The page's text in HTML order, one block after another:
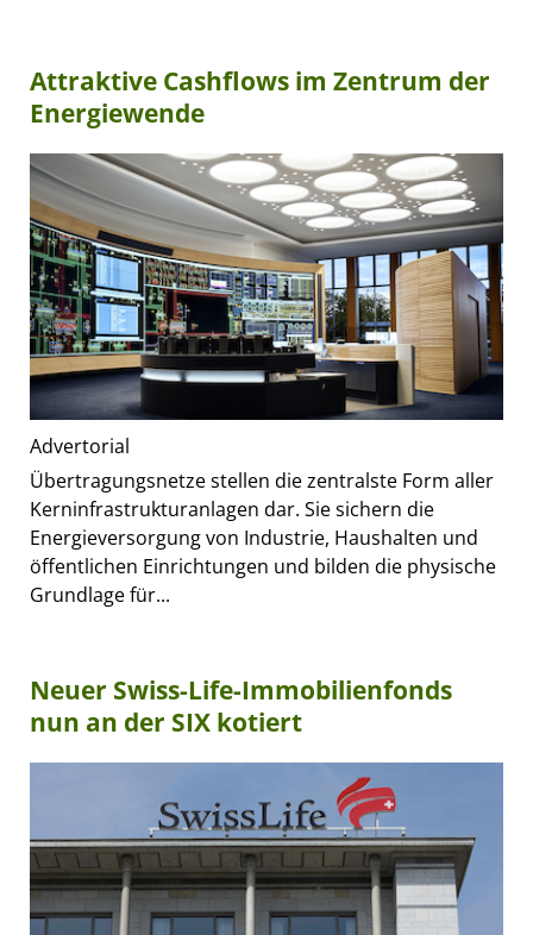
Attraktive Cashflows im Zentrum der
Energiewende
Advertorial
Übertragungsnetze stellen die zentralste Form aller
Kerninfrastrukturanlagen dar. Sie sichern die
Energieversorgung von Industrie, Haushalten und
öffentlichen Einrichtungen und bilden die physische
Grundlage für...
Neuer Swiss-Life-Immobilienfonds
nun an der SIX kotiert